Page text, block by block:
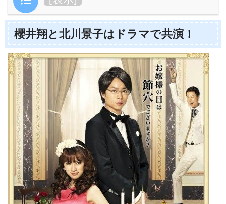
櫻井翔と北川景子はドラマで共演！